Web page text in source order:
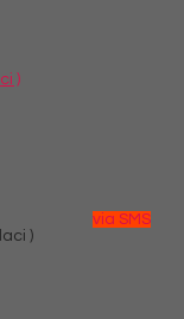
)
via SMS
)